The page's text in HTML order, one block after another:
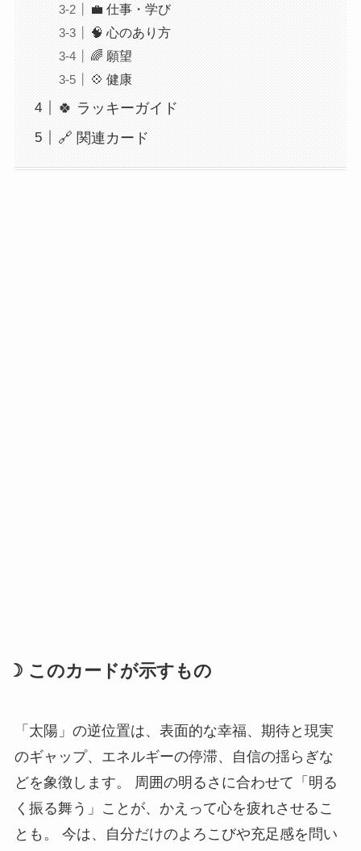
💼 仕事・学び
🧠 心のあり方
🌈 願望
💠 健康
🍀 ラッキーガイド
🔗 関連カード
☽ このカードが示すもの
「太陽」の逆位置は、表面的な幸福、期待と現実
のギャップ、エネルギーの停滞、自信の揺らぎな
どを象徴します。 周囲の明るさに合わせて「明る
く振る舞う」ことが、かえって心を疲れさせるこ
とも。 今は、自分だけのよろこびや充足感を問い